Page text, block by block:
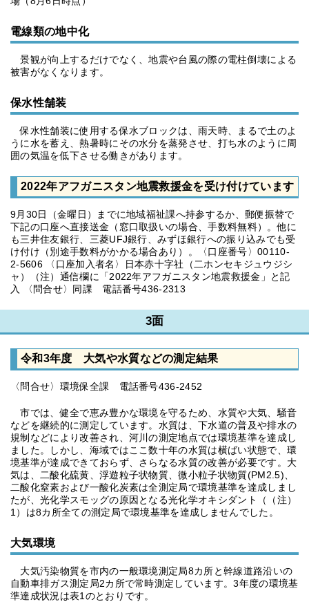
電線類の地中化
景観が向上するだけでなく、地震や台風の際の電柱倒壊による
被害がなくなります。
保水性舗装
保水性舗装に使用する保水ブロックは、雨天時、まるで土のよ
うに水を蓄え、熱暑時にその水分を蒸発させ、打ち水のように周
囲の気温を低下させる働きがあります。
2022年アフガニスタン地震救援金を受け付けています
9月30日（金曜日）までに地域福祉課へ持参するか、郵便振替で
下記の口座へ直接送金（窓口取扱いの場合、手数料無料）。他に
も三井住友銀行、三菱UFJ銀行、みずほ銀行への振り込みでも受
け付け（別途手数料がかかる場合あり）。〈口座番号〉00110-
2-5606 〈口座加入者名〉日本赤十字社（二ホンセキジュウジシ
ャ）（注）通信欄に「2022年アフガニスタン地震救援金」と記
入 〈問合せ〉同課 電話番号436-2313
3面
令和3年度 大気や水質などの測定結果
〈問合せ〉環境保全課 電話番号436-2452
市では、健全で恵み豊かな環境を守るため、水質や大気、騒音
などを継続的に測定しています。水質は、下水道の普及や排水の
規制などにより改善され、河川の測定地点では環境基準を達成し
ました。しかし、海域ではここ数十年の水質は横ばい状態で、環
境基準が達成できておらず、さらなる水質の改善が必要です。大
気は、二酸化硫黄、浮遊粒子状物質、微小粒子状物質(PM2.5)、
二酸化窒素および一酸化炭素は全測定局で環境基準を達成しまし
たが、光化学スモッグの原因となる光化学オキシダント（（注）
1）は8カ所全ての測定局で環境基準を達成しませんでした。
大気環境
大気汚染物質を市内の一般環境測定局8カ所と幹線道路沿いの
自動車排ガス測定局2カ所で常時測定しています。3年度の環境基
準達成状況は表1のとおりです。